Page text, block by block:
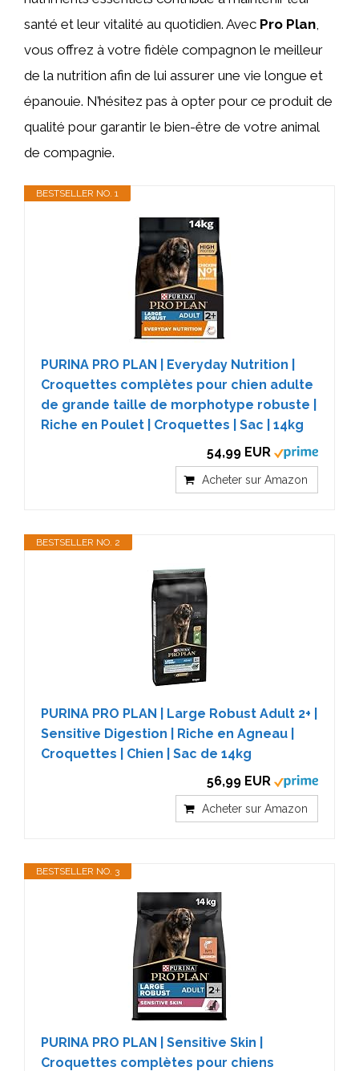
santé et leur vitalité au quotidien. Avec Pro Plan
vous offrez à votre fidèle compagnon le meilleur
de la nutrition afin de lui assurer une vie longue et
épanouie. N’hésitez pas à opter pour ce produit de
qualité pour garantir le bien-être de votre animal
de compagnie.
BESTSELLER NO. 1
PURINA PRO PLAN | Everyday Nutrition |
Croquettes complètes pour chien adulte
de grande taille de morphotype robuste |
Riche en Poulet | Croquettes | Sac | 14kg
54,99 EUR
Acheter sur Amazon
BESTSELLER NO. 2
PURINA PRO PLAN | Large Robust Adult 2+ |
Sensitive Digestion | Riche en Agneau |
Croquettes | Chien | Sac de 14kg
56,99 EUR
Acheter sur Amazon
BESTSELLER NO. 3
PURINA PRO PLAN | Sensitive Skin |
Croquettes complètes pour chiens